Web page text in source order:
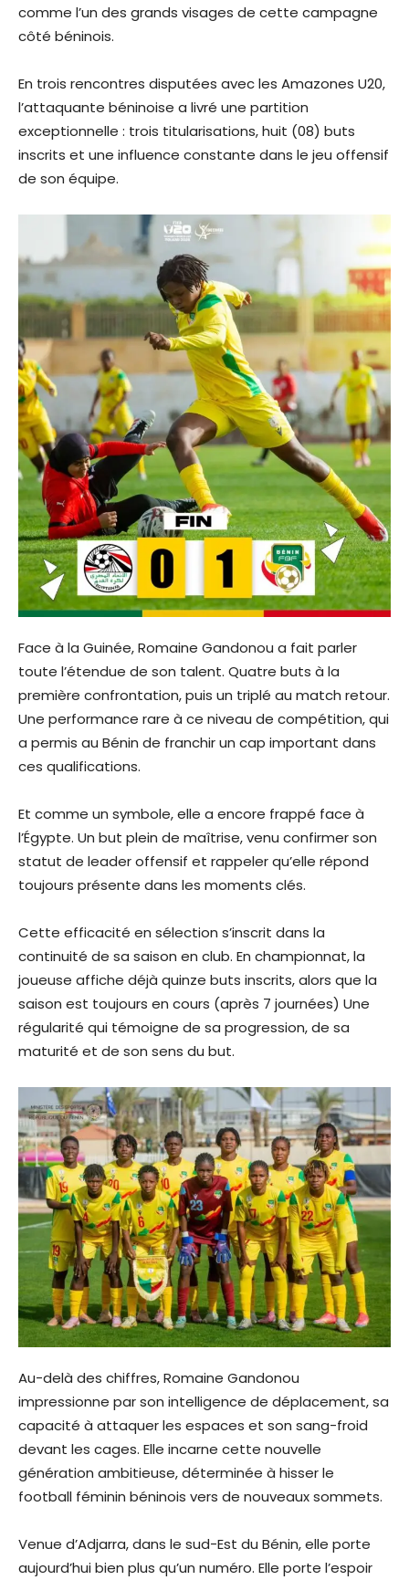
comme l’un des grands visages de cette campagne
côté béninois.
En trois rencontres disputées avec les Amazones U20,
l’attaquante béninoise a livré une partition
exceptionnelle : trois titularisations, huit (08) buts
inscrits et une influence constante dans le jeu offensif
de son équipe.
Face à la Guinée, Romaine Gandonou a fait parler
toute l’étendue de son talent. Quatre buts à la
première confrontation, puis un triplé au match retour.
Une performance rare à ce niveau de compétition, qui
a permis au Bénin de franchir un cap important dans
ces qualifications.
Et comme un symbole, elle a encore frappé face à
l’Égypte. Un but plein de maîtrise, venu confirmer son
statut de leader offensif et rappeler qu’elle répond
toujours présente dans les moments clés.
Cette efficacité en sélection s’inscrit dans la
continuité de sa saison en club. En championnat, la
joueuse affiche déjà quinze buts inscrits, alors que la
saison est toujours en cours (après 7 journées) Une
régularité qui témoigne de sa progression, de sa
maturité et de son sens du but.
Au-delà des chiffres, Romaine Gandonou
impressionne par son intelligence de déplacement, sa
capacité à attaquer les espaces et son sang-froid
devant les cages. Elle incarne cette nouvelle
génération ambitieuse, déterminée à hisser le
football féminin béninois vers de nouveaux sommets.
Venue d’Adjarra, dans le sud-Est du Bénin, elle porte
aujourd’hui bien plus qu’un numéro. Elle porte l’espoir